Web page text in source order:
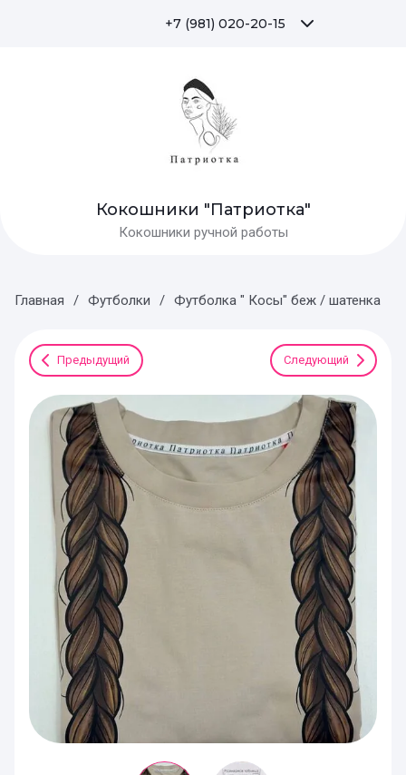
+7 (981) 020-20-15
Кокошники "Патриотка"
Кокошники ручной работы
Главная / Футболки / Футболка " Косы" беж / шатенка
Предыдущий Следующий